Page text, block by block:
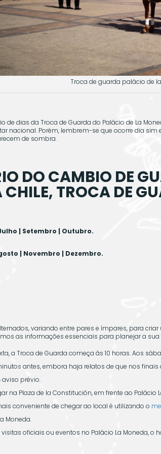
Troca de guarda palácio de
de dias da Troca de Guarda do Palácio de La
nacional. Porém, lembrem-se que ocorre dia
de sombra.
DO CAMBIO DE
TROCA DE
| Setembro | Outubro.
| Novembro | Dezembro.
variando entre pares e ímpares, para
as informações essenciais para planejar a sua
a Troca de Guarda começa às 10 horas. Aos
antes, embora haja relatos de que nos
aviso prévio.
na Plaza de la Constitución, em frente ao Palácio
conveniente de chegar ao local é utilizando o
Moneda.
visitas oficiais ou eventos no Palácio La Moneda,